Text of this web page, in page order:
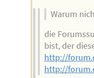
Warum
die
bist, der
http://
http://